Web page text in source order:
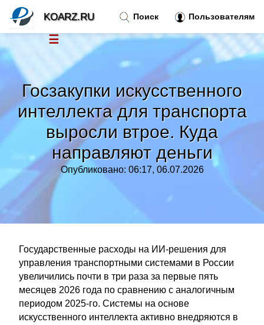
Госзакупки искусственного
интеллекта для транспорта
выросли втрое. Куда
направляют деньги
Опубликовано: 06:17, 06.07.2026
Государственные расходы на ИИ-решения для
управления транспортными системами в России
увеличились почти в три раза за первые пять
месяцев 2026 года по сравнению с аналогичным
периодом 2025-го. Системы на основе
искусственного интеллекта активно внедряются в
Поиск Пользователям
KOARZ.RU
☰
Тренды новостей»
Рубрики»
Правила »